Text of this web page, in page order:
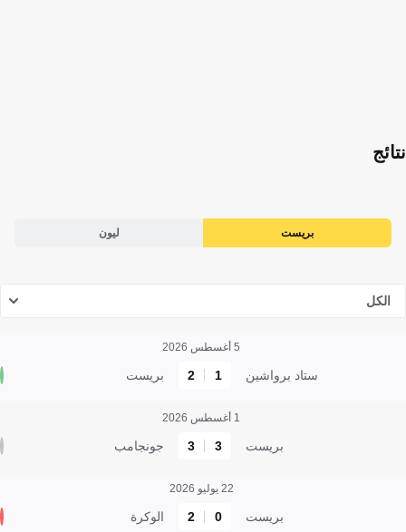
نتائج
بريست ليون
الكل
5 أغسطس 2026
ستاد برواشين 1
2 بريست
1 أغسطس 2026
بريست 3
3 جونجامب
22 يوليو 2026
بريست 0
2 الوكرة